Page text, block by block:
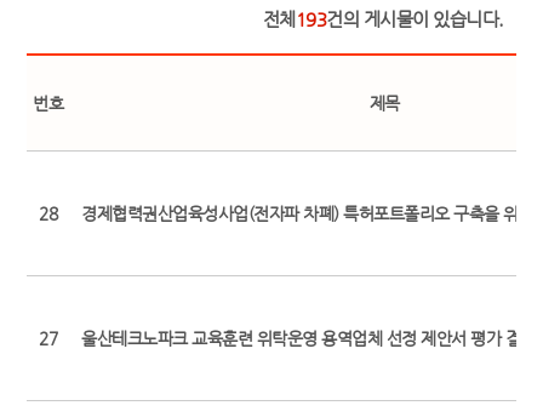
전체 193건의 게시물이 있습니다.
번호 제목
28 경제협력권산업육성사업(전자파 차폐) 특허포트폴리오 구축을 위한
27 울산테크노파크 교육훈련 위탁운영 용역업체 선정 제안서 평가 결과